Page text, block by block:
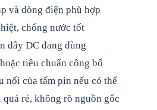
và dòng điện phù hợp
chống nước tốt
dây DC đang dùng
tiêu chuẩn công bố
nối của tấm pin nếu có thể
rẻ, không rõ nguồn gốc